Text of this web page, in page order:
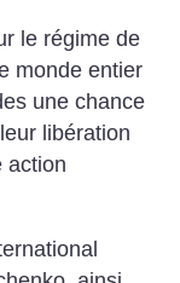
le régime de
monde entier
une chance
libération
action